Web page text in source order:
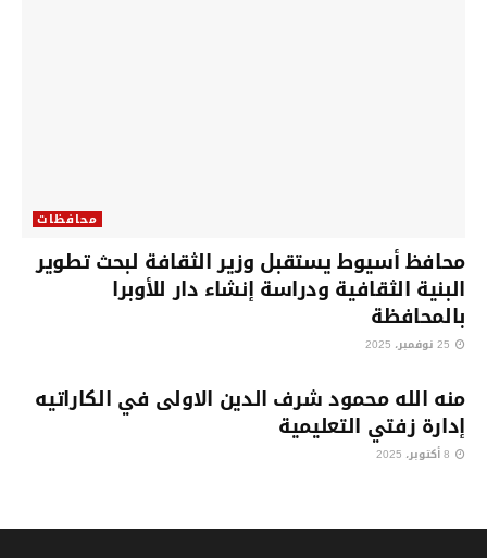
محافظات
محافظ أسيوط يستقبل وزير الثقافة لبحث تطوير
البنية الثقافية ودراسة إنشاء دار للأوبرا
بالمحافظة
منه الله محمود شرف الدين الاولى في الكاراتيه
إدارة زفتي التعليمية